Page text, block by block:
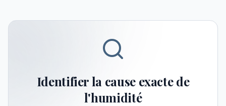
Identifier la cause exacte de
l'humidité